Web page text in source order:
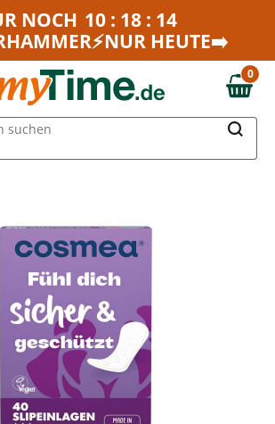
NOCH 10 : 18 : 14
HEUTE➡️
0,00 €
0
suchen